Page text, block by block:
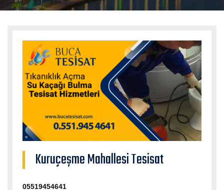
Kuruçeşme Mahallesi Tesisat
05519454641